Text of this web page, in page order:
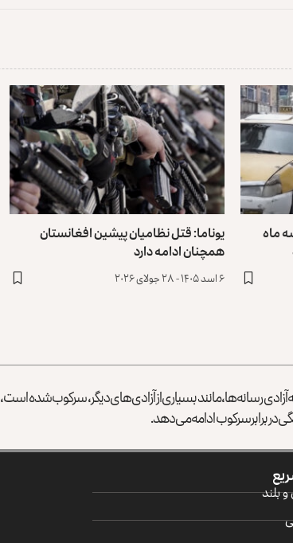
ماه یوناما: قتل نظامیان پیشین افغانستان
همچنان ادامه دارد
۶ اسد ۱۴۰۵ - ۲۸ جولای ۲۰۲۶
آزادی رسانه‌ها، مانند بسیاری از آزادی‌های دیگر، سرکوب شده است،
در برابر سرکوب ادامه می‌دهد.
بلند